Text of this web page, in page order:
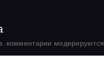
комментарии модерируются